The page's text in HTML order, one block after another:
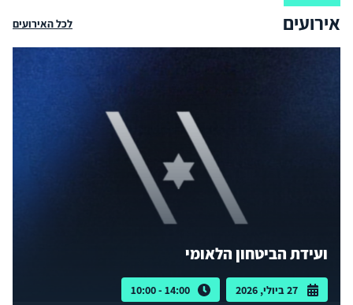
אירועים לכל האירועים
ועידת הביטחון הלאומי
27 ביולי, 2026 14:00 - 10:00